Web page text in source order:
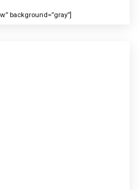
background=”gray”]